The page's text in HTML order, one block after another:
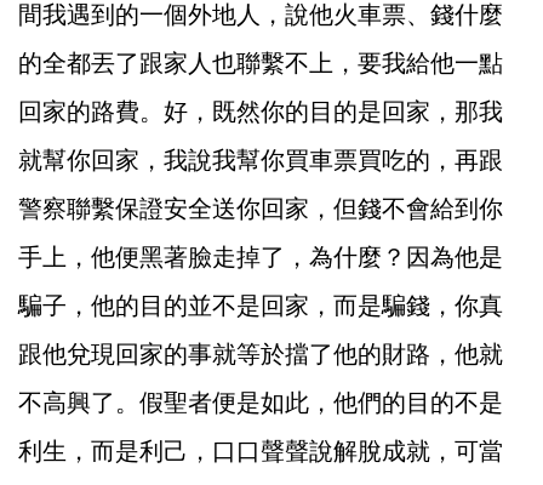
間我遇到的一個外地人，說他火車票、錢什麼
的全都丟了跟家人也聯繫不上，要我給他一點
回家的路費。好，既然你的目的是回家，那我
就幫你回家，我說我幫你買車票買吃的，再跟
警察聯繫保證安全送你回家，但錢不會給到你
手上，他便黑著臉走掉了，為什麼？因為他是
騙子，他的目的並不是回家，而是騙錢，你真
跟他兌現回家的事就等於擋了他的財路，他就
不高興了。假聖者便是如此，他們的目的不是
利生，而是利己，口口聲聲說解脫成就，可當